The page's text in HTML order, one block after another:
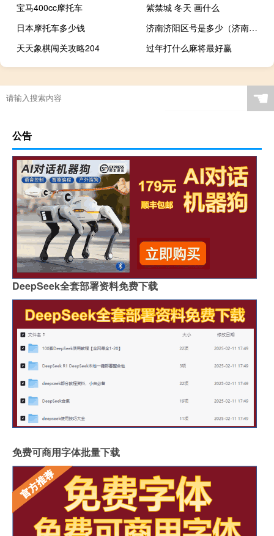
宝马400cc摩托车
紫禁城 冬天 画什么
日本摩托车多少钱
济南济阳区号是多少（济南区号是多少）
天天象棋闯关攻略204
过年打什么麻将最好赢
☚
公告
DeepSeek全套部署资料免费下载
免费可商用字体批量下载